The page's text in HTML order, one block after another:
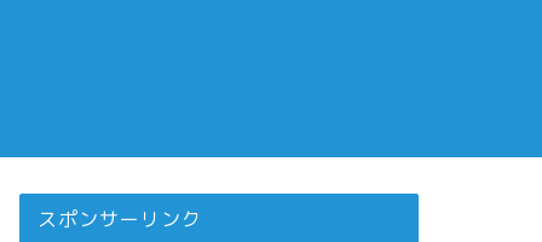
スポンサーリンク